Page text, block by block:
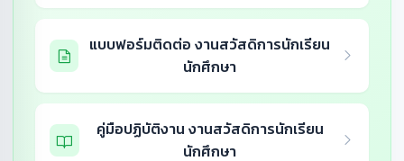
แบบฟอร์มติดต่อ งานสวัสดิการนักเรียน
นักศึกษา
คู่มือปฏิบัติงาน งานสวัสดิการนักเรียน
นักศึกษา